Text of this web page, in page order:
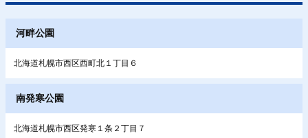
河畔公園
北海道札幌市西区西町北１丁目６
南発寒公園
北海道札幌市西区発寒１条２丁目７